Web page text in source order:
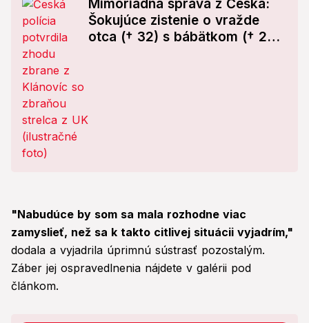
Mimoriadna správa z Česka:
Šokujúce zistenie o vražde
otca († 32) s bábätkom († 2
"Nabudúce by som sa mala rozhodne viac
zamyslieť, než sa k takto citlivej situácii vyjadrím,"
dodala a vyjadrila úprimnú sústrasť pozostalým.
Záber jej ospravedlnenia nájdete v galérii pod
článkom.